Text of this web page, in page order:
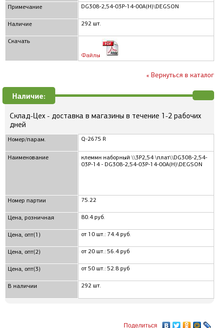
Примечание
Наличие
Скачать
DG308-2,54-03P-14-00A(H)\DEGSON
292 шт.
Файлы
« Вернуться в каталог
Наличие:
Склад-Цех - доставка в магазины в течение 1-2 рабочих
дней
Номер/парам.
Наименование
Номер партии
Цена, розничная
Цена, опт(1)
Цена, опт(2)
Цена, опт(3)
В наличии
Q-2675 R
клеммн наборный \\3P2,54 \плат\\DG308-2,54-
03P-14 - DG308-2,54-03P-14-00A(H)\DEGSON
75.22
80.4 руб.
от 10 шт.: 74.4 руб.
от 20 шт.: 56.4 руб
от 50 шт.: 52.8 руб
292 шт.
Поделиться